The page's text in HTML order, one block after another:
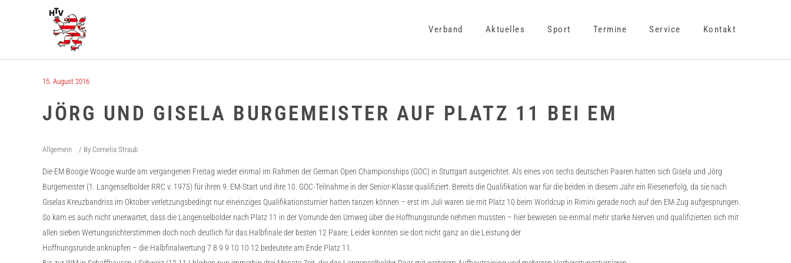
Verband Aktuelles Sport Termine Service Kontakt
15. August 2016
JÖRG UND GISELA BURGEMEISTER AUF PLATZ 11 BEI EM
Allgemein By Cornelia Straub
Die EM Boogie Woogie wurde am vergangenen Freitag wieder einmal im Rahmen der German Open Championships (GOC) in Stuttgartausgerichtet. Als eines von sechs deutschen Paaren hatten sich Gisela und Jörg
Burgemeister (1. Langenselbolder RRC v. 1975) für ihren 9. EM-Start und ihre 10. GOC-Teilnahme in der Senior-Klasse qualifiziert. Bereits die Qualifikation war für die beiden in diesem Jahr ein Riesenerfolg, da sie nach
Giselas Kreuzbandriss im Oktober verletzungsbedingt nur eineinziges Qualifikationsturnier hatten tanzen können – erst im Juli waren sie mit Platz 10 beim Worldcup in Rimini gerade noch auf den EM-Zug aufgesprungen.
So kam es auch nicht unerwartet, dass die Langenselbolder nach Platz 11 in der Vorrunde den Umweg über die Hoffnungsrunde nehmen mussten – hier bewiesen sie einmal mehr starke Nerven und qualifizierten sich mit
allen sieben Wertungsrichterstimmen doch noch deutlich für das Halbfinale der besten 12 Paare. Leider konnten sie dort nicht ganz an die Leistung der
Hoffnungsrunde anknüpfen – die Halbfinalwertung 7 8 9 9 10 10 12 bedeutete am Ende Platz 11.